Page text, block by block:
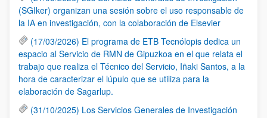
(SGIker) organizan una sesión sobre el uso responsable de
la IA en investigación, con la colaboración de Elsevier
(17/03/2026) El programa de ETB Tecnólopis dedica un
espacio al Servicio de RMN de Gipuzkoa en el que relata el
trabajo que realiza el Técnico del Servicio, Iñaki Santos, a la
hora de caracterizar el lúpulo que se utiliza para la
elaboración de Sagarlup.
(31/10/2025) Los Servicios Generales de Investigación